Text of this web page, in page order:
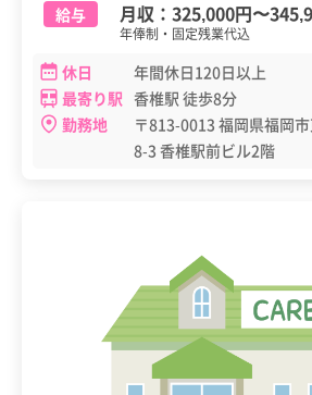
給与 月収： 325,000円〜
年俸制・固定残業代込
休日
年間休日120日以上
最寄り駅 香椎駅 徒歩8分
勤務地
〒813-0013 福岡県福岡
8-3 香椎駅前ビル2階